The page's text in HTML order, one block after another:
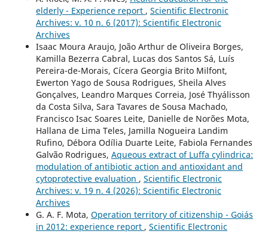
elderly - Experience report , Scientific Electronic
Archives: v. 10 n. 6 (2017): Scientific Electronic
Archives
Isaac Moura Araujo, João Arthur de Oliveira Borges,
Kamilla Bezerra Cabral, Lucas dos Santos Sá, Luís
Pereira-de-Morais, Cícera Georgia Brito Milfont,
Ewerton Yago de Sousa Rodrigues, Sheila Alves
Gonçalves, Leandro Marques Correia, José Thyálisson
da Costa Silva, Sara Tavares de Sousa Machado,
Francisco Isac Soares Leite, Danielle de Norões Mota,
Hallana de Lima Teles, Jamilla Nogueira Landim
Rufino, Débora Odília Duarte Leite, Fabiola Fernandes
Galvão Rodrigues, Aqueous extract of Luffa cylindrica:
modulation of antibiotic action and antioxidant and
cytoprotective evaluation , Scientific Electronic
Archives: v. 19 n. 4 (2026): Scientific Electronic
Archives
G. A. F. Mota, Operation territory of citizenship - Goiás
in 2012: experience report , Scientific Electronic